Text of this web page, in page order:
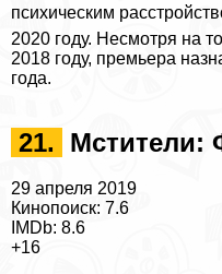
психическим
2020 году. Несмотря на
2018 году, премьера
года.
21. Мстители:
29 апреля 2019
Кинопоиск: 7.6
IMDb: 8.6
+16